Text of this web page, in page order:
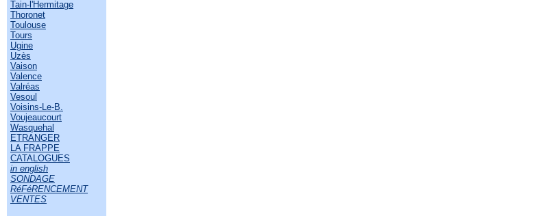
Tain-l'Hermitage
Thoronet
Toulouse
Tours
Ugine
Uzès
Vaison
Valence
Valréas
Vesoul
Voisins-Le-B.
Voujeaucourt
Wasquehal
ETRANGER
LA FRAPPE
CATALOGUES
in english
SONDAGE
RéFéRENCEMENT
VENTES